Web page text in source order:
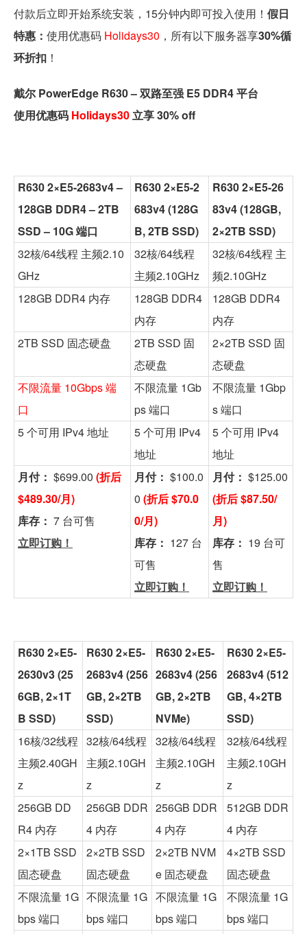
付款后立即开始系统安装，15分钟内即可投入使用！ 假日
特惠： 使用优惠码 Holidays30 ，所有以下服务器享30%循
环折扣 ！
戴尔 PowerEdge R630 – 双路至强 E5 DDR4 平台
使用优惠码 Holidays30立享 30% off
R630 2×E5-2683v4 –
128GB DDR4 – 2TB
SSD – 10G 端口
R630 2×E5-2
683v4 (128G
B, 2TB SSD)
R630 2×E5-26
83v4 (128GB,
2×2TB SSD)
32核/64线程 主频2.10
GHz
32核/64线程
主频2.10GHz
32核/64线程 主
频2.10GHz
128GB DDR4 内存
128GB DDR4
内存
128GB DDR4
内存
2TB SSD 固态硬盘
2TB SSD 固
态硬盘
2×2TB SSD 固
态硬盘
不限流量 10Gbps 端
口
不限流量 1Gb
ps 端口
不限流量 1Gbp
s 端口
5 个可用 IPv4 地址
5 个可用 IPv4
地址
5 个可用 IPv4
地址
月付： $699.00 (折后
$489.30/月)
库存： 7 台可售
立即订购！
月付： $100.0
0 (折后 $70.0
0/月)
库存： 127 台
可售
立即订购！
月付： $125.00
(折后 $87.50/
月)
库存： 19 台可
售
立即订购！
R630 2×E5-
2630v3 (25
6GB, 2×1T
B SSD)
R630 2×E5-
2683v4 (256
GB, 2×2TB
SSD)
R630 2×E5-
2683v4 (256
GB, 2×2TB
NVMe)
R630 2×E5-
2683v4 (512
GB, 4×2TB
SSD)
16核/32线程
主频2.40GH
z
32核/64线程
主频2.10GH
z
32核/64线程
主频2.10GH
z
32核/64线程
主频2.10GH
z
256GB DD
R4 内存
256GB DDR
4 内存
256GB DDR
4 内存
512GB DDR
4 内存
2×1TB SSD
固态硬盘
2×2TB SSD
固态硬盘
2×2TB NVM
e 固态硬盘
4×2TB SSD
固态硬盘
不限流量 1G
bps 端口
不限流量 1G
bps 端口
不限流量 1G
bps 端口
不限流量 1G
bps 端口